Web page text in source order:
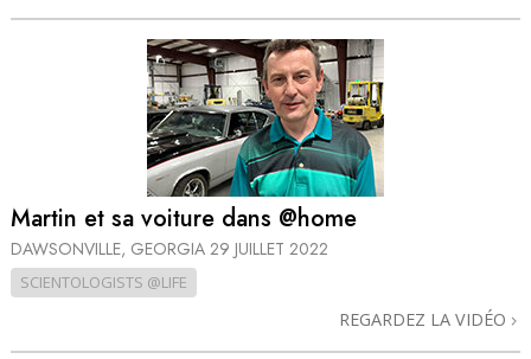
Martin et sa voiture dans @home
DAWSONVILLE, GEORGIA 29 JUILLET 2022
SCIENTOLOGISTS @LIFE
REGARDEZ LA VIDÉO